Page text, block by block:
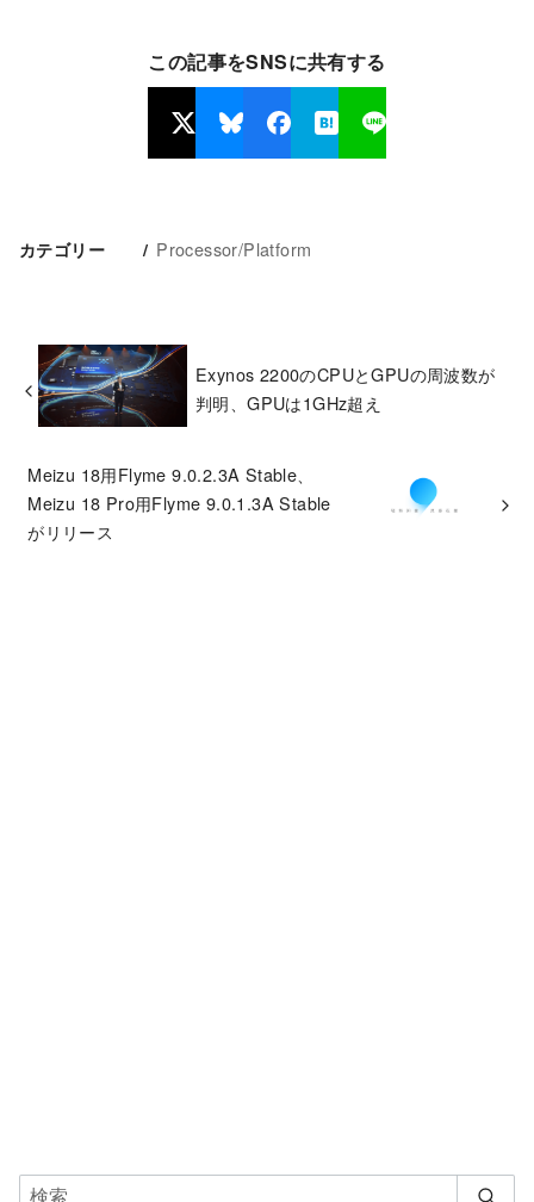
この記事をSNSに共有する
カテゴリー Processor/Platform
Exynos 2200のCPUとGPUの周波数が
判明、GPUは1GHz超え
Meizu 18用Flyme 9.0.2.3A Stable、
Meizu 18 Pro用Flyme 9.0.1.3A Stable
がリリース